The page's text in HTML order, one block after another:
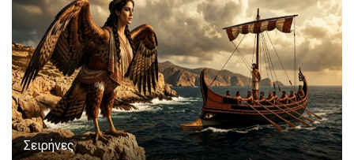
Σειρήνες